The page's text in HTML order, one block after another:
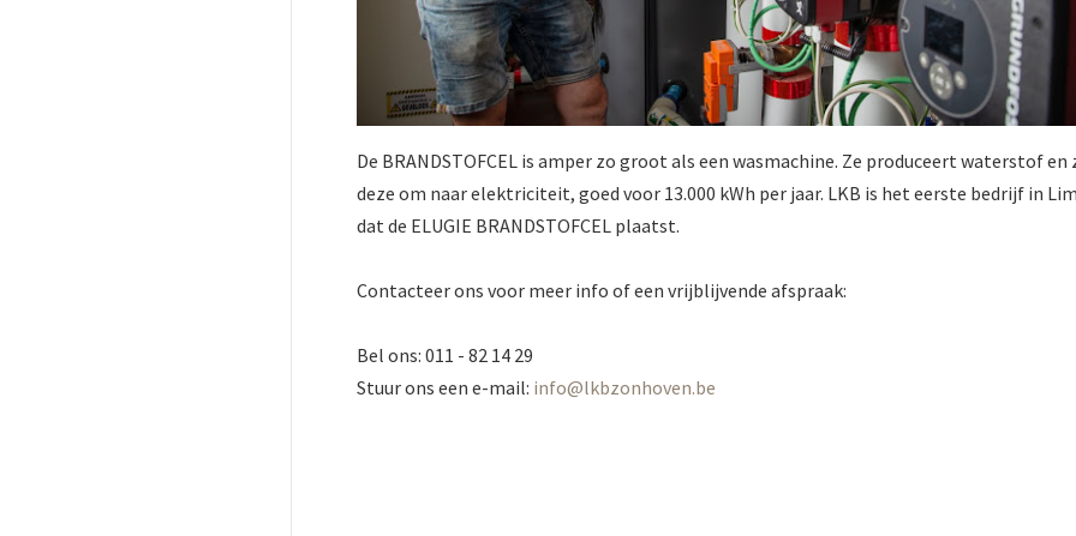
De BRANDSTOFCEL is amper zo groot als een wasmachine. Ze produceert waterstof en
deze om naar elektriciteit, goed voor 13.000 kWh per jaar. LKB is het eerste bedrijf in
dat de ELUGIE BRANDSTOFCEL plaatst.
Contacteer ons voor meer info of een vrijblijvende afspraak:
Bel ons: 011 - 82 14 29
Stuur ons een e-mail: info@lkbzonhoven.be